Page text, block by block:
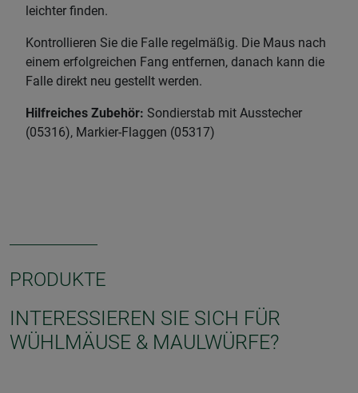
leichter finden.
Kontrollieren Sie die Falle regelmäßig. Die Maus nach
einem erfolgreichen Fang entfernen, danach kann die
Falle direkt neu gestellt werden.
Hilfreiches Zubehör: Sondierstab mit Ausstecher
(05316), Markier-Flaggen (05317)
PRODUKTE
INTERESSIEREN SIE SICH FÜR
WÜHLMÄUSE & MAULWÜRFE?